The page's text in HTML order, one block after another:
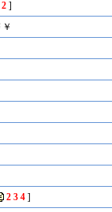
2]
2 3 4]